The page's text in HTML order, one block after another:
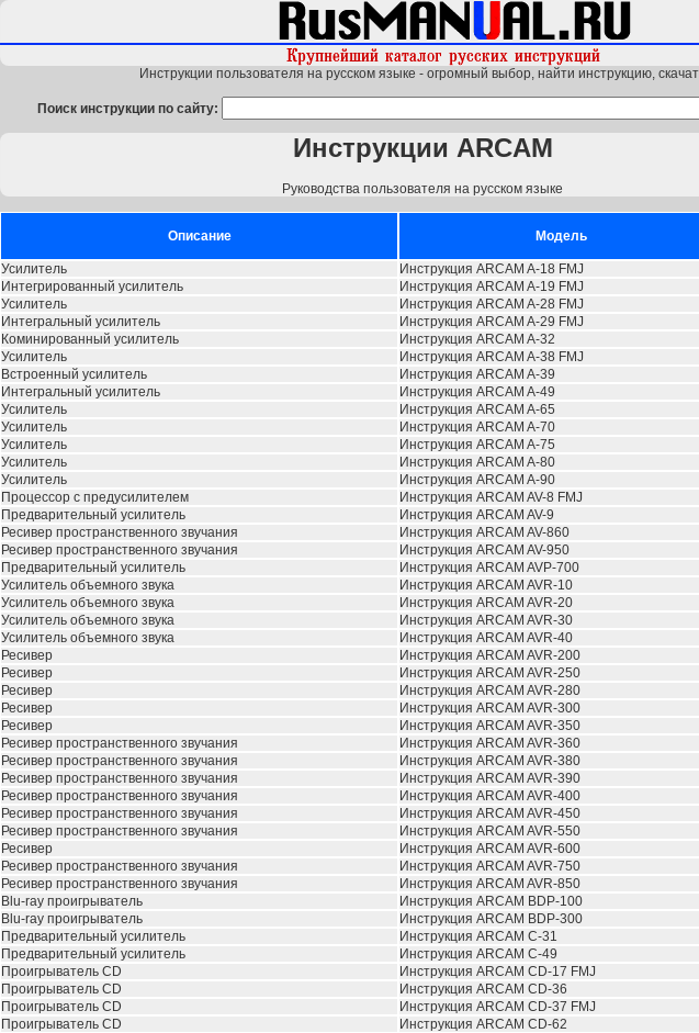
Инструкции пользователя на русском языке - огромный выбор, найти инструкцию,
Поиск инструкции по сайту:
Инструкции ARCAM
Руководства пользователя на русском языке
Описание Модель
Усилитель Инструкция ARCAM A-18 FMJ
Интегрированный усилитель
Инструкция ARCAM A-19 FMJ
Усилитель
Инструкция ARCAM A-28 FMJ
Интегральный усилитель
Инструкция ARCAM A-29 FMJ
Коминированный усилитель
Инструкция ARCAM A-32
Усилитель
Инструкция ARCAM A-38 FMJ
Встроенный усилитель
Инструкция ARCAM A-39
Интегральный усилитель
Инструкция ARCAM A-49
Усилитель
Инструкция ARCAM A-65
Усилитель
Инструкция ARCAM A-70
Усилитель
Инструкция ARCAM A-75
Усилитель
Инструкция ARCAM A-80
Усилитель
Инструкция ARCAM A-90
Процессор с предусилителем
Инструкция ARCAM AV-8 FMJ
Предварительный усилитель
Инструкция ARCAM AV-9
Ресивер пространственного звучания
Инструкция ARCAM AV-860
Ресивер пространственного звучания
Инструкция ARCAM AV-950
Предварительный усилитель
Инструкция ARCAM AVP-700
Усилитель объемного звука
Инструкция ARCAM AVR-10
Усилитель объемного звука
Инструкция ARCAM AVR-20
Усилитель объемного звука
Инструкция ARCAM AVR-30
Усилитель объемного звука
Инструкция ARCAM AVR-40
Ресивер
Инструкция ARCAM AVR-200
Ресивер
Инструкция ARCAM AVR-250
Ресивер
Инструкция ARCAM AVR-280
Ресивер
Инструкция ARCAM AVR-300
Ресивер
Инструкция ARCAM AVR-350
Ресивер пространственного звучания
Инструкция ARCAM AVR-360
Ресивер пространственного звучания
Инструкция ARCAM AVR-380
Ресивер пространственного звучания
Инструкция ARCAM AVR-390
Ресивер пространственного звучания
Инструкция ARCAM AVR-400
Ресивер пространственного звучания
Инструкция ARCAM AVR-450
Ресивер пространственного звучания
Инструкция ARCAM AVR-550
Ресивер
Инструкция ARCAM AVR-600
Ресивер пространственного звучания
Инструкция ARCAM AVR-750
Ресивер пространственного звучания
Инструкция ARCAM AVR-850
Blu-ray проигрыватель
Инструкция ARCAM BDP-100
Blu-ray проигрыватель
Инструкция ARCAM BDP-300
Предварительный усилитель
Инструкция ARCAM C-31
Предварительный усилитель
Инструкция ARCAM C-49
Проигрыватель CD
Инструкция ARCAM CD-17 FMJ
Проигрыватель CD
Инструкция ARCAM CD-36
Проигрыватель CD
Инструкция ARCAM CD-37 FMJ
Проигрыватель CD
Инструкция ARCAM CD-62